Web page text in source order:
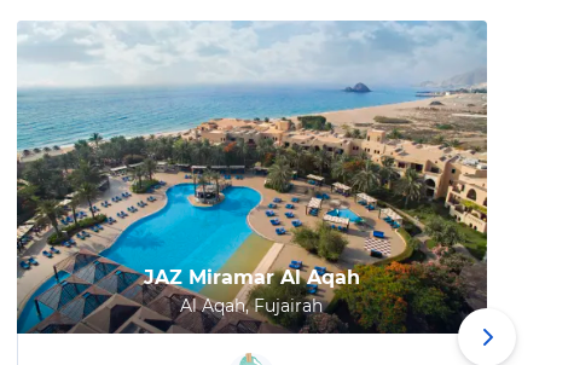
JAZ Miramar Al Aqah
Al Aqah, Fujairah